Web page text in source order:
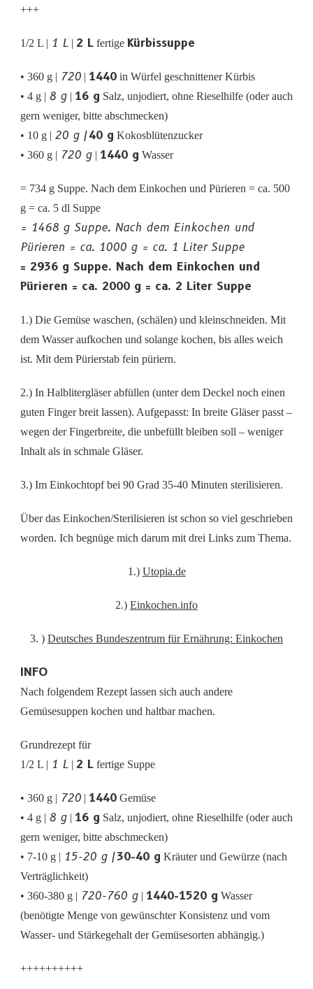
+++
1/2 L | 1 L | 2 L fertige Kürbissuppe
• 360 g | 720 | 1440 in Würfel geschnittener Kürbis
• 4 g | 8 g | 16 g Salz, unjodiert, ohne Rieselhilfe (oder auch
gern weniger, bitte abschmecken)
• 10 g | 20 g | 40 g Kokosblütenzucker
• 360 g | 720 g | 1440 g Wasser
= 734 g Suppe. Nach dem Einkochen und Pürieren = ca. 500
g = ca. 5 dl Suppe
= 1468 g Suppe. Nach dem Einkochen und
Pürieren = ca. 1000 g = ca. 1 Liter Suppe
= 2936 g Suppe. Nach dem Einkochen und
Pürieren = ca. 2000 g = ca. 2 Liter Suppe
1.) Die Gemüse waschen, (schälen) und kleinschneiden. Mit
dem Wasser aufkochen und solange kochen, bis alles weich
ist. Mit dem Pürierstab fein püriern.
2.) In Halblitergläser abfüllen (unter dem Deckel noch einen
guten Finger breit lassen). Aufgepasst: In breite Gläser passt –
wegen der Fingerbreite, die unbefüllt bleiben soll – weniger
Inhalt als in schmale Gläser.
3.) Im Einkochtopf bei 90 Grad 35-40 Minuten sterilisieren.
Über das Einkochen/Sterilisieren ist schon so viel geschrieben
worden. Ich begnüge mich darum mit drei Links zum Thema.
1.) Utopia.de
2.) Einkochen.info
3. ) Deutsches Bundeszentrum für Ernährung: Einkochen
INFO
Nach folgendem Rezept lassen sich auch andere
Gemüsesuppen kochen und haltbar machen.
Grundrezept für
1/2 L | 1 L | 2 L fertige Suppe
• 360 g | 720 | 1440 Gemüse
• 4 g | 8 g | 16 g Salz, unjodiert, ohne Rieselhilfe (oder auch
gern weniger, bitte abschmecken)
• 7-10 g | 15-20 g | 30-40 g Kräuter und Gewürze (nach
Verträglichkeit)
• 360-380 g | 720-760 g | 1440-1520 g Wasser
(benötigte Menge von gewünschter Konsistenz und vom
Wasser- und Stärkegehalt der Gemüsesorten abhängig.)
++++++++++